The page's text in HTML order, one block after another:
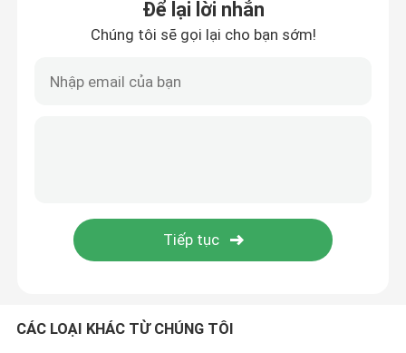
phụ tùng máy xúc
Động cơ máy đào
Để lại lời nhắn
Chúng tôi sẽ gọi lại cho bạn sớm!
CÁC LOẠI KHÁC TỪ CHÚNG TÔI